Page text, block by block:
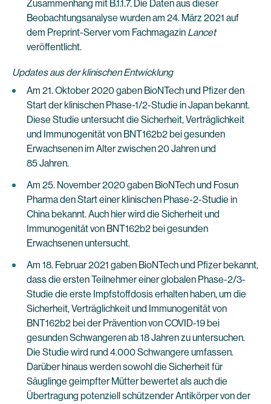
Zusammenhang mit B.1.1.7. Die Daten aus dieser
Beobachtungsanalyse wurden am 24. März 2021 auf
dem Preprint-Server vom Fachmagazin Lancet
veröffentlicht.
Updates aus der klinischen Entwicklung
Am 21. Oktober 2020 gaben BioNTech und Pfizer den
Start der klinischen Phase-1/2-Studie in Japan bekannt.
Diese Studie untersucht die Sicherheit, Verträglichkeit
und Immunogenität von BNT162b2 bei gesunden
Erwachsenen im Alter zwischen 20 Jahren und
85 Jahren.
Am 25. November 2020 gaben BioNTech und Fosun
Pharma den Start einer klinischen Phase-2-Studie in
China bekannt. Auch hier wird die Sicherheit und
Immunogenität von BNT162b2 bei gesunden
Erwachsenen untersucht.
Am 18. Februar 2021 gaben BioNTech und Pfizer bekannt,
dass die ersten Teilnehmer einer globalen Phase-2/3-
Studie die erste Impfstoffdosis erhalten haben, um die
Sicherheit, Verträglichkeit und Immunogenität von
BNT162b2 bei der Prävention von COVID-19 bei
gesunden Schwangeren ab 18 Jahren zu untersuchen.
Die Studie wird rund 4.000 Schwangere umfassen.
Darüber hinaus werden sowohl die Sicherheit für
Säuglinge geimpfter Mütter bewertet als auch die
Übertragung potenziell schützender Antikörper von der